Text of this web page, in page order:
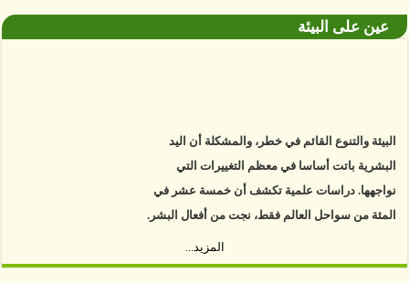
عين على البيئة
البيئة والتنوع القائم في خطر، والمشكلة أن اليد
البشرية باتت أساسا في معظم التغييرات التي
نواجهها. دراسات علمية تكشف أن خمسة عشر في
المئة من سواحل العالم فقط، نجت من أفعال البشر.
المزيد...